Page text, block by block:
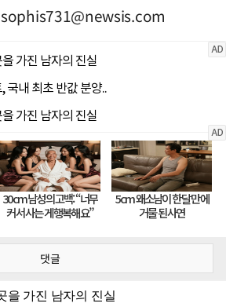
sophis731@newsis.com
댓글